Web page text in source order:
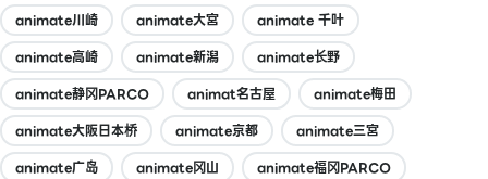
animate川崎
animate大宮
animate 千叶
animate高崎
animate新潟
animate长野
animate静冈PARCO
animat名古屋
animate梅田
animate大阪日本桥
animate京都
animate三宮
animate广岛
animate冈山 animate福冈PARCO